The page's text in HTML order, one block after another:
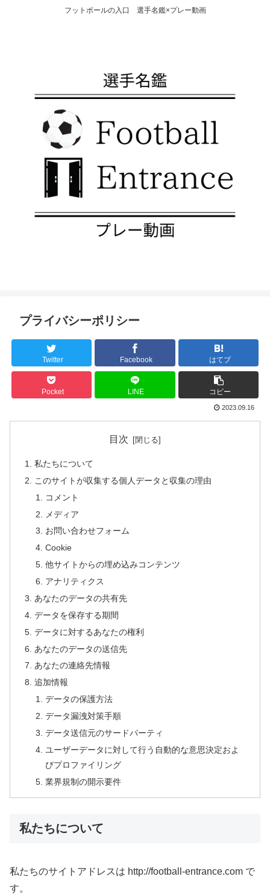
フットボールの入口 選手名鑑×プレー動画
プライバシーポリシー
Twitter Facebook はてブ
Pocket LINE コピー
2023.09.16
目次
私たちについて
このサイトが収集する個人データと収集の理由
コメント
メディア
お問い合わせフォーム
Cookie
他サイトからの埋め込みコンテンツ
アナリティクス
あなたのデータの共有先
データを保存する期間
データに対するあなたの権利
あなたのデータの送信先
あなたの連絡先情報
追加情報
データの保護方法
データ漏洩対策手順
データ送信元のサードパーティ
ユーザーデータに対して行う自動的な意思決定およ
びプロファイリング
業界規制の開示要件
私たちについて
私たちのサイトアドレスは http://football-entrance.com で
す。